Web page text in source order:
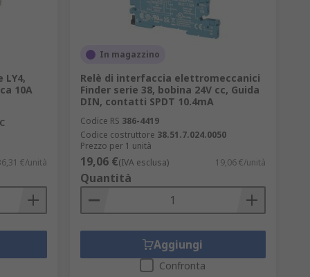
LY4,
10A
€/unità
In magazzino
Relè di interfaccia elettromeccanici
Finder serie 38, bobina 24V cc, Guida
DIN, contatti SPDT 10.4mA
Codice RS 386-4419
Codice costruttore 38.51.7.024.0050
Prezzo per 1 unità
19,06 €(IVA esclusa) 19,06 €/unità
Quantità
Aggiungi
Confronta